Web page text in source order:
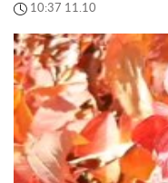
10:37 11.10